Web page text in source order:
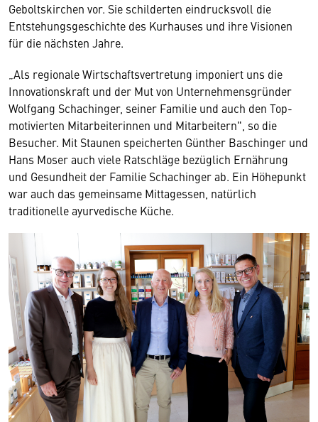
Geboltskirchen vor. Sie schilderten eindrucksvoll die
Entstehungsgeschichte des Kurhauses und ihre Visionen
für die nächsten Jahre.
„Als regionale Wirtschaftsvertretung imponiert uns die
Innovationskraft und der Mut von Unternehmensgründer
Wolfgang Schachinger, seiner Familie und auch den Top-
motivierten Mitarbeiterinnen und Mitarbeitern", so die
Besucher. Mit Staunen speicherten Günther Baschinger und
Hans Moser auch viele Ratschläge bezüglich Ernährung
und Gesundheit der Familie Schachinger ab. Ein Höhepunkt
war auch das gemeinsame Mittagessen, natürlich
traditionelle ayurvedische Küche.